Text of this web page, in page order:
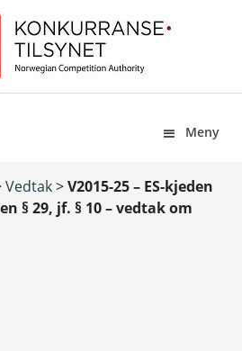
Meny
Vedtak>V2015-25 – ES-kjeden
§ 29, jf. § 10 – vedtak om